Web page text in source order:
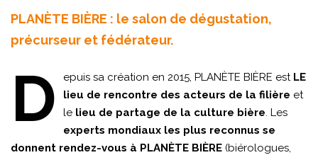
PLANÈTE BIÈRE : le salon de dégustation,
précurseur et fédérateur.
D epuis sa création en 2015, PLANÈTE BIÈRE estLE
lieu de rencontre des acteurs de la filière et
le lieu de partage de la culture bière. Les
experts mondiaux les plus reconnus se
donnent rendez-vous à PLANÈTE BIÈRE (biérologues,